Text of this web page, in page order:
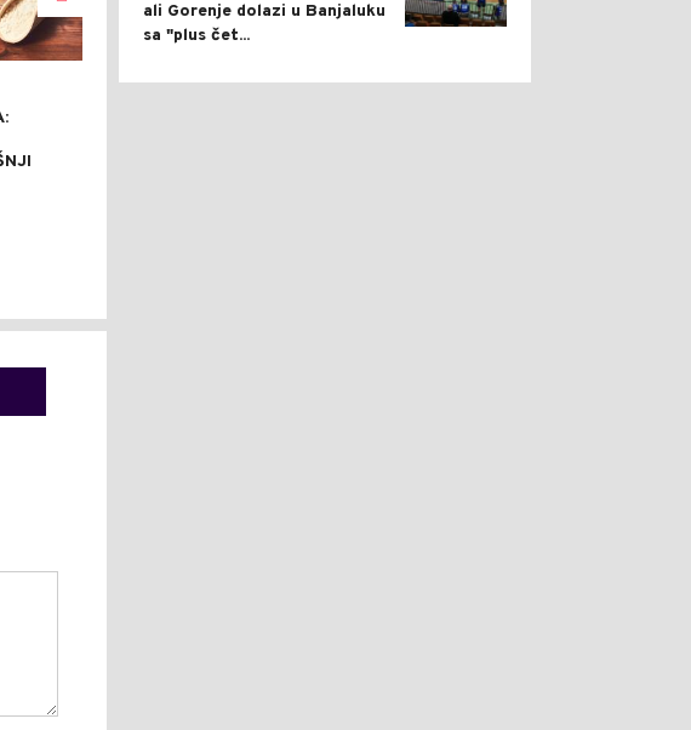
DRUŠTVO | Pre 1 h CRNA HRONIKA | Pre 1 h
ali Gorenje dolazi u Banjaluku
sa "plus čet...